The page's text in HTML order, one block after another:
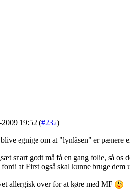
2009 19:52 (#232)
egnige om at "lynlåsen" er pænere
snart godt må få en gang folie, så
at First også skal kunne bruge dem
allergisk over for at køre med MF